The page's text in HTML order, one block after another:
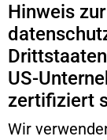
Hinweis
US-
zertifiziert
Wir